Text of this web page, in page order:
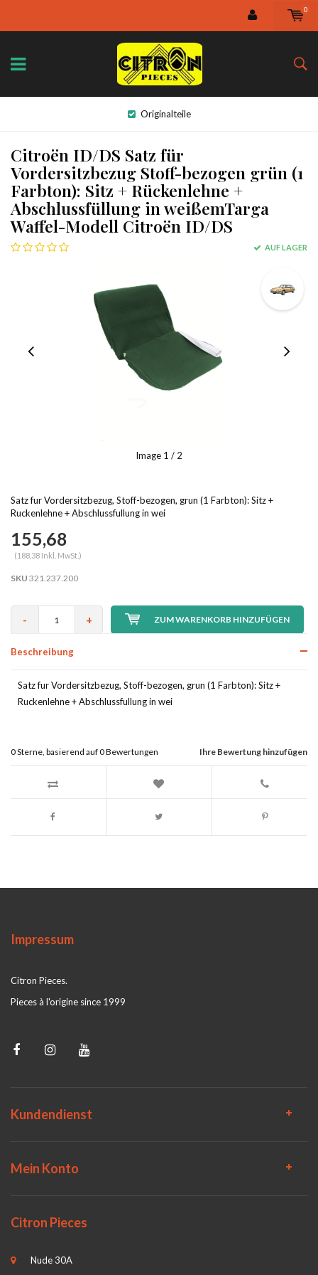
0
Originalteile
Citroën ID/DS Satz für
Vordersitzbezug Stoff-bezogen grün (1
Farbton): Sitz + Rückenlehne +
Abschlussfüllung in weißemTarga
Waffel-Modell Citroën ID/DS
AUF LAGER
Image 1 / 2
Satz fur Vordersitzbezug, Stoff-bezogen, grun (1 Farbton): Sitz +
Ruckenlehne + Abschlussfullung in wei
155,68
(188,38 Inkl. MwSt.)
SKU 321.237.200
- + ZUM WARENKORB HINZUFÜGEN
Beschreibung
Satz fur Vordersitzbezug, Stoff-bezogen, grun (1 Farbton): Sitz +
Ruckenlehne + Abschlussfullung in wei
Ihre Bewertung hinzufügen
0Sterne, basierend auf0Bewertungen
Impressum
Citron Pieces.
Pieces à l'origine since 1999
Kundendienst
Mein Konto
Citron Pieces
Nude 30A